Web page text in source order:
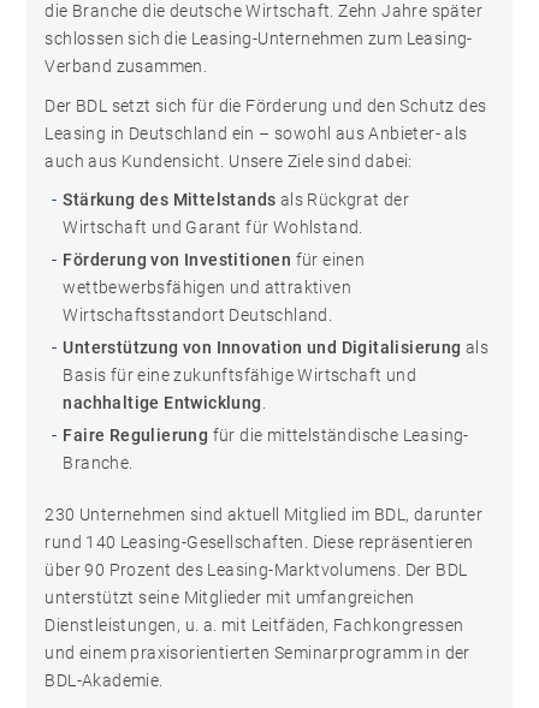
die Branche die deutsche Wirtschaft. Zehn Jahre später
schlossen sich die Leasing-Unternehmen zum Leasing-
Verband zusammen.
Der BDL setzt sich für die Förderung und den Schutz des
Leasing in Deutschland ein – sowohl aus Anbieter- als
auch aus Kundensicht. Unsere Ziele sind dabei:
Stärkung des Mittelstands als Rückgrat der
Wirtschaft und Garant für Wohlstand.
Förderung von Investitionen für einen
wettbewerbsfähigen und attraktiven
Wirtschaftsstandort Deutschland.
Unterstützung von Innovation und Digitalisierung als
Basis für eine zukunftsfähige Wirtschaft und
nachhaltige Entwicklung
Faire Regulierung für die mittelständische Leasing-
Branche.
230 Unternehmen sind aktuell Mitglied im BDL, darunter
rund 140 Leasing-Gesellschaften. Diese repräsentieren
über 90 Prozent des Leasing-Marktvolumens. Der BDL
unterstützt seine Mitglieder mit umfangreichen
Dienstleistungen, u. a. mit Leitfäden, Fachkongressen
und einem praxisorientierten Seminarprogramm in der
BDL-Akademie.